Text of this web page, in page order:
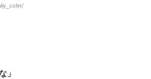
」